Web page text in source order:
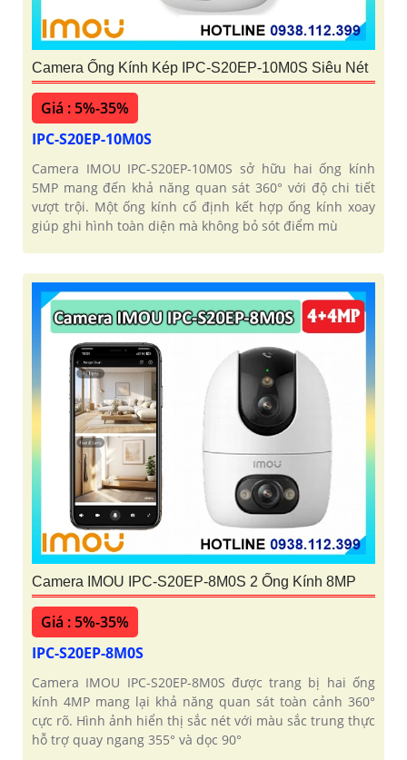
Camera Ống Kính Kép IPC-S20EP-10M0S Siêu Nét
Giá : 5%-35%
IPC-S20EP-10M0S
Camera IMOU IPC-S20EP-10M0S sở hữu hai ống kính
5MP mang đến khả năng quan sát 360° với độ chi tiết
vượt trội. Một ống kính cố định kết hợp ống kính xoay
giúp ghi hình toàn diện mà không bỏ sót điểm mù
Camera IMOU IPC-S20EP-8M0S 2 Ống Kính 8MP
Giá : 5%-35%
IPC-S20EP-8M0S
Camera IMOU IPC-S20EP-8M0S được trang bị hai ống
kính 4MP mang lại khả năng quan sát toàn cảnh 360°
cực rõ. Hình ảnh hiển thị sắc nét với màu sắc trung thực
hỗ trợ quay ngang 355° và dọc 90°